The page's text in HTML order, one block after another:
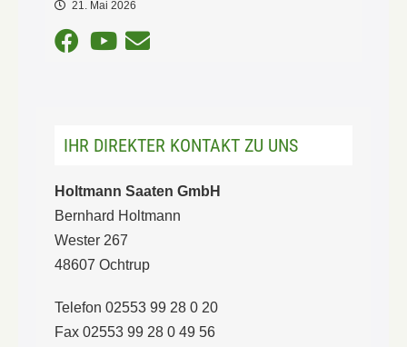
21. Mai 2026
IHR DIREKTER KONTAKT ZU UNS
Holtmann Saaten GmbH
Bernhard Holtmann
Wester 267
48607 Ochtrup
Telefon 02553 99 28 0 20
Fax 02553 99 28 0 49 56